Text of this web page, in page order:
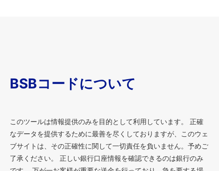
BSBコードについて
このツールは情報提供のみを目的として利用しています。 正確
なデータを提供するために最善を尽くしておりますが、このウェ
ブサイトは、その正確性に関して一切責任を負いません。予めご
了承ください。 正しい銀行口座情報を確認できるのは銀行のみ